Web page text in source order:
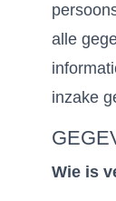
alle
inzake
Wie is